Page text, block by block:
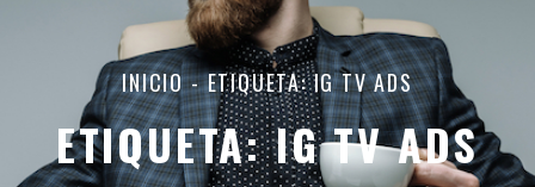
INICIO-ETIQUETA: IG TV ADS
ETIQUETA:IG TV ADS